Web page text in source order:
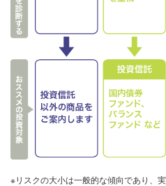
※リスクの大小は一般的な傾向であり、